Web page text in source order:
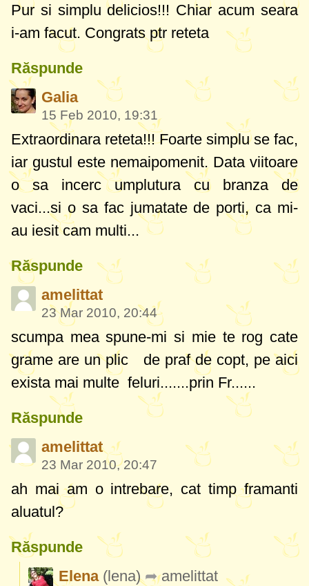
Pur si simplu delicios!!! Chiar acum seara
i-am facut. Congrats ptr reteta
Răspunde
Galia
15 Feb 2010, 19:31
Extraordinara reteta!!! Foarte simplu se fac,
iar gustul este nemaipomenit. Data viitoare
o sa incerc umplutura cu branza de
vaci...si o sa fac jumatate de porti, ca mi-
au iesit cam multi...
Răspunde
amelittat
23 Mar 2010, 20:44
scumpa mea spune-mi si mie te rog cate
grame are un plic de praf de copt, pe aici
exista mai multe feluri.......prin Fr......
Răspunde
amelittat
23 Mar 2010, 20:47
ah mai am o intrebare, cat timp framanti
aluatul?
Răspunde
Elena (lena) amelittat